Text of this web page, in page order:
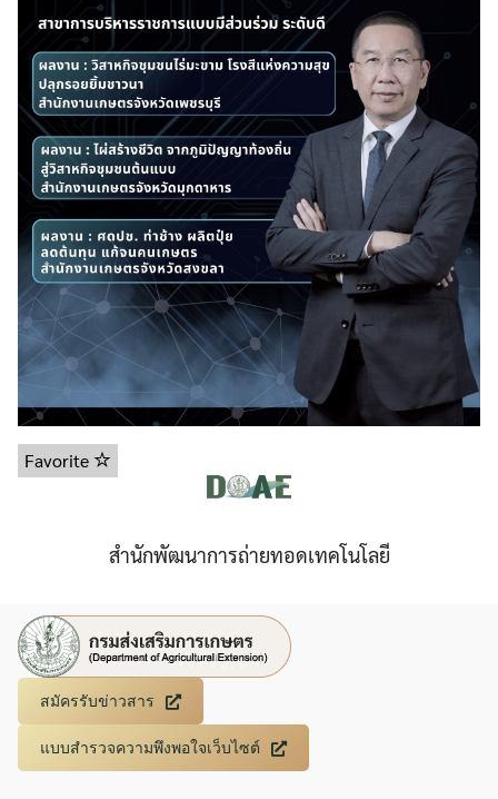
Favorite
สำนักพัฒนาการถ่ายทอดเทคโนโลยี
สมัครรับข่าวสาร
แบบสำรวจความพึงพอใจเว็บไซต์